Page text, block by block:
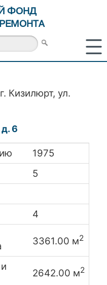
ФОНД
Кизилюрт, ул.
6
1975
5
4
3361.00 м2
2642.00 м2